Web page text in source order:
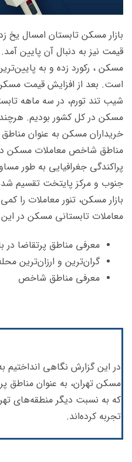
بازار مسکن تابستان امسال
قیمت نیز به دنبال آن پایین آمد.
است. بعد از افزایش قیمت
شیب تند تورم، در سه ماهه
مسکن در کل کشور بودیم.
خریداران مسکن به عنوان
مناطق شاخص معاملات مسکن
پراکندگی جغرافیایی به طور
جنوب و مرکز پایتخت تقسیم
بازار مسکن، تنور معاملات را
معاملات تابستانی مسکن در
معرفی مناطق پرتقاضا در
گران‌ترین و ارزان‌ترین
معرفی مناطق شاخص
در این گزارش نگاهی انداختیم
مسکن تهران، به عنوان مناطق
که به نسبت دیگر منطقه‌های
تجربه کرده‌اند.